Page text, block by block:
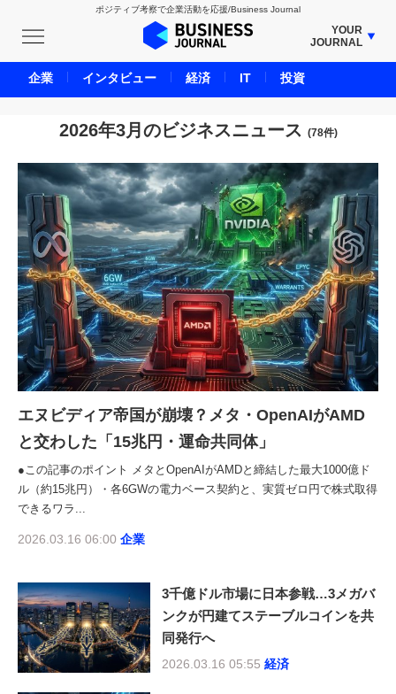
ポジティブ考察で企業活動を応援/Business Journal
YOUR
JOURNAL
BUSINESS JOURNAL
UNICORN JOURNAL
CARBON CREDITS JOURNAL
ENERGY MANAGEMENT JOURNAL
INBOUND JOURNAL
LIFE ENDING JOURNAL
AI JOURNAL
REAL ESTATE BROKERAGE JOURNAL
SMART MARKETING JOURNAL
BPaaS JOURNAL
ADOPTABLE DOG JOURNAL
2026年3月のビジネスニュース (78件)
エヌビディア帝国が崩壊？メタ・OpenAIがAMD
と交わした「15兆円・運命共同体」
●この記事のポイント メタとOpenAIがAMDと締結した最大1000億ド
ル（約15兆円）・各6GWの電力ベース契約と、実質ゼロ円で株式取得
できるワラ...
2026.03.16 06:00 企業
3千億ドル市場に日本参戦…3メガバ
ンクが円建てステーブルコインを共
同発行へ
2026.03.16 05:55 経済
企業 インタビュー 経済 IT 投資